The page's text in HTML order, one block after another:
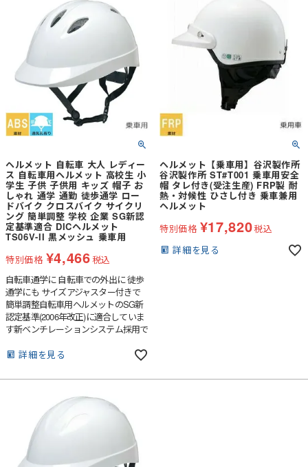
時など外して洗うこともできます。
ヘルメット 自転車 大人 レディー
ス 自転車用ヘルメット 高校生 小
学生 子供 子供用 キッズ 帽子 お
しゃれ 通学 通勤 徒歩通学 ロー
ドバイク クロスバイク サイクリ
ング 簡単調整 学校 企業 SG新認
定基準適合 DICヘルメット
TS06V-II 黒メッシュ 乗車用
特別価格 ¥4,466税込
自転車通学に 自転車での外出に 徒歩
通学にも サイズアジャスター付きで
簡単調整自転車用ヘルメットのSG新
認定基準(2006年改正)に適合していま
す新ベンチレーションシステム採用で
防ぐ黒メッシュ付き。
詳細を見る
ヘルメット【乗車用】谷沢製作所
谷沢製作所 ST#T001 乗車用安全
帽 タレ付き(受注生産) FRP製 耐
熱・対候性 ひさし付き 乗車兼用
ヘルメット
特別価格 ¥17,820税込
詳細を見る